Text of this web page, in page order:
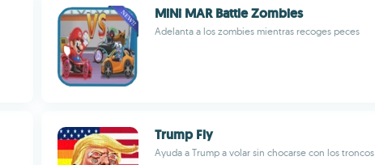
MiNi MAR Battle Zombies
Adelanta a los zombies mientras recoges peces
Trump Fly
Ayuda a Trump a volar sin chocarse con los troncos